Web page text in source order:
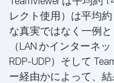
レクト使用）は平均
な真実ではなく一例
（LAN かインターネ
RDP-UDP）そして
ー経由かによって、